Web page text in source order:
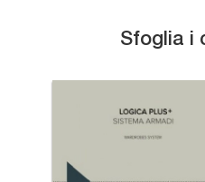
Sfoglia i